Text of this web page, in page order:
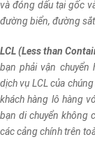
và đóng dấu tại gốc
đường biển, đường
LCL (Less than
bạn phải vận chuyển
dịch vụ LCL của
khách hàng lô hàng
bạn di chuyển không
các cảng chính trên